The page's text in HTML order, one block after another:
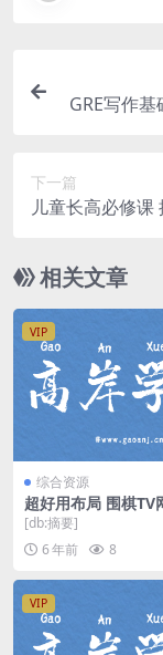
GRE写作
下一篇
儿童长高必修课
相关文章
VIP
综合资源
超好用布局 围棋TV
用布局（高清视频）
[db:摘要]
6 年前
8
VIP